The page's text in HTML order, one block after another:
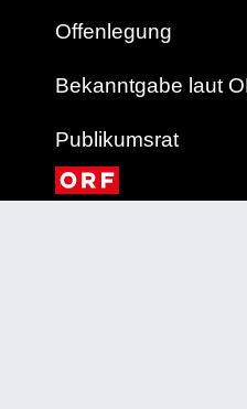
Offenlegung
Bekanntgabe laut
Publikumsrat